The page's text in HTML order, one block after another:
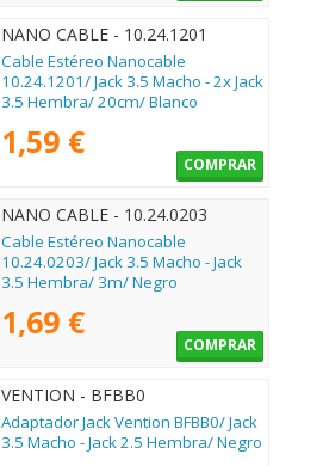
NANO CABLE - 10.24.1201
Cable Estéreo Nanocable
10.24.1201/ Jack 3.5 Macho - 2x Jack
3.5 Hembra/ 20cm/ Blanco
1,59 €
COMPRAR
NANO CABLE - 10.24.0203
Cable Estéreo Nanocable
10.24.0203/ Jack 3.5 Macho - Jack
3.5 Hembra/ 3m/ Negro
1,69 €
COMPRAR
VENTION - BFBB0
Adaptador Jack Vention BFBB0/ Jack
3.5 Macho - Jack 2.5 Hembra/ Negro